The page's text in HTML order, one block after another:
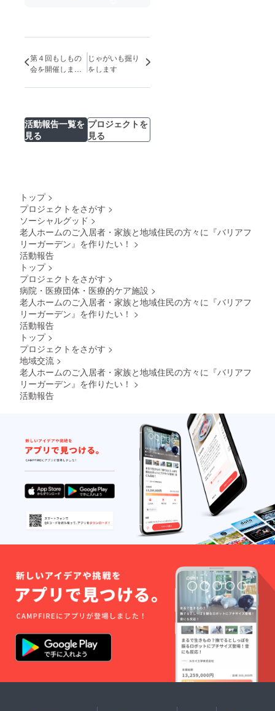
第４回もしもの
会を開催しまし
じゃがいも掘り
をします
活動報告一覧を
見る
プロジェクトを
見る
トップ >
プロジェクトをさがす >
ソーシャルグッド >
老人ホームのご入居者・家族と地域住民の方々に『バリアフ
リーガーデン』を作りたい！ >
活動報告
トップ >
プロジェクトをさがす >
病院・医療団体・医療的ケア施設 >
老人ホームのご入居者・家族と地域住民の方々に『バリアフ
リーガーデン』を作りたい！ >
活動報告
トップ >
プロジェクトをさがす >
地域交流 >
老人ホームのご入居者・家族と地域住民の方々に『バリアフ
リーガーデン』を作りたい！ >
活動報告